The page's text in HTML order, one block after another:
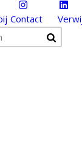
Instagram
Contact